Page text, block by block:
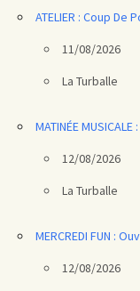
ATELIER : Coup De
11/08/2026
La Turballe
MATINÉE
12/08/2026
La Turballe
MERCREDI FUN :
12/08/2026